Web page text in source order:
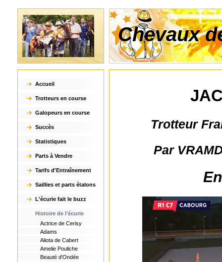
Chevaux
Accueil
Trotteurs en course
Galopeurs en course
Succès
Statistiques
Parts à Vendre
Tarifs d'Entraînement
Saillies et parts étalons
L'écurie fait le buzz
Histoire de l'écurie
Actrice de Cerisy
Adams
Aliota de Cabert
Amelie Pouliche
Beauté d'Ondée
Trotteur
Par